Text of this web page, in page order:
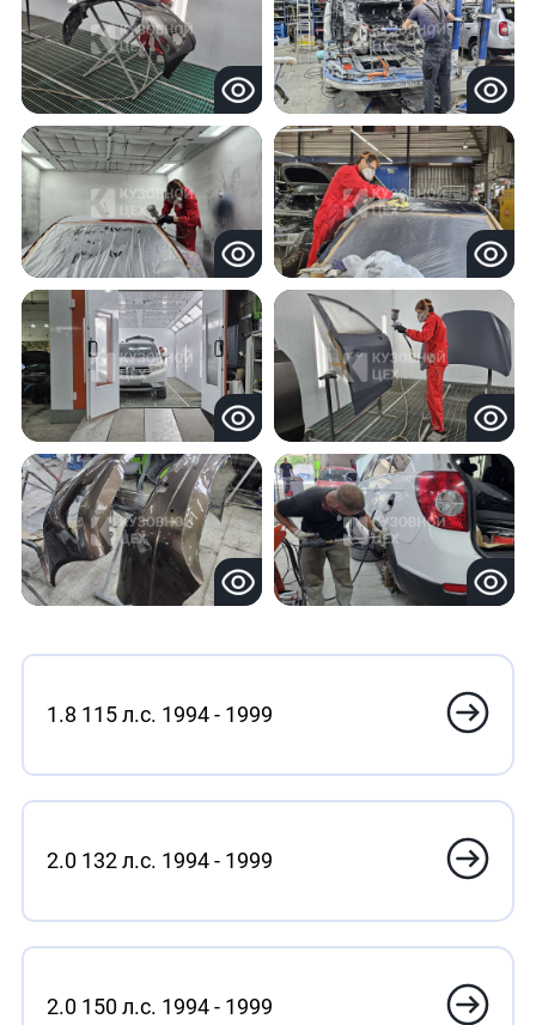
1.8 115 л.с. 1994 - 1999
2.0 132 л.с. 1994 - 1999
2.0 150 л.с. 1994 - 1999